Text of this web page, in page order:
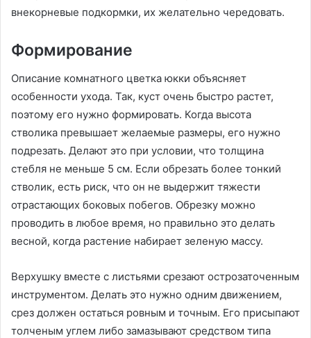
внекорневые подкормки, их желательно чередовать.
Формирование
Описание комнатного цветка юкки объясняет
особенности ухода. Так, куст очень быстро растет,
поэтому его нужно формировать. Когда высота
стволика превышает желаемые размеры, его нужно
подрезать. Делают это при условии, что толщина
стебля не меньше 5 см. Если обрезать более тонкий
стволик, есть риск, что он не выдержит тяжести
отрастающих боковых побегов. Обрезку можно
проводить в любое время, но правильно это делать
весной, когда растение набирает зеленую массу.
Верхушку вместе с листьями срезают острозаточенным
инструментом. Делать это нужно одним движением,
срез должен остаться ровным и точным. Его присыпают
толченым углем либо замазывают средством типа